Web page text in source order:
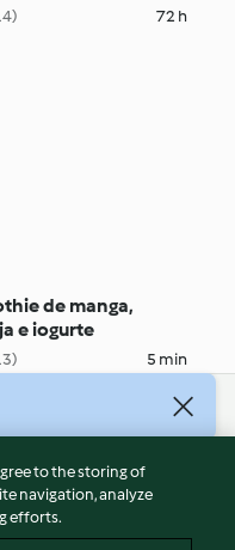
72 h
de manga,
e iogurte
5 min
to the storing of
navigation, analyze
efforts.